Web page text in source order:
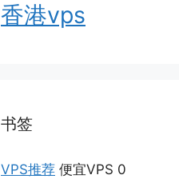
香港vps
书签
VPS推荐 便宜VPS 0